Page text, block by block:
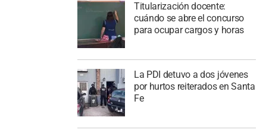
Titularización docente:
cuándo se abre el concurso
para ocupar cargos y horas
La PDI detuvo a dos jóvenes
por hurtos reiterados en Santa
Fe